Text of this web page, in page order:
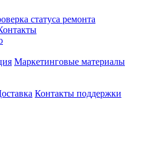
статуса ремонта
Маркетинговые материалы
Контакты поддержки